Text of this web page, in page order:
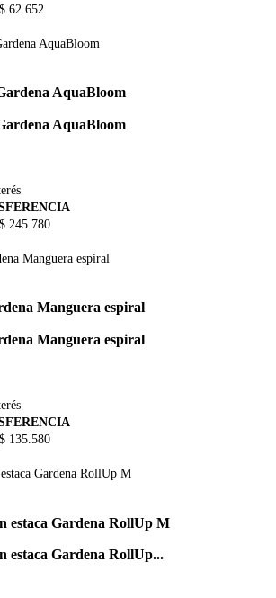
$ 62.652
AquaBloom
AquaBloom
$ 245.780
Manguera espiral
Manguera espiral
$ 135.580
estaca Gardena RollUp M
estaca Gardena RollUp...